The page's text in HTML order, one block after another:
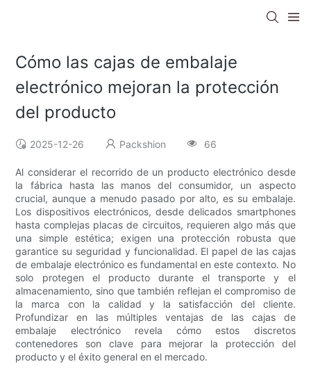
Cómo las cajas de embalaje
electrónico mejoran la protección
del producto
2025-12-26 Packshion 66
Al considerar el recorrido de un producto electrónico desde
la fábrica hasta las manos del consumidor, un aspecto
crucial, aunque a menudo pasado por alto, es su embalaje.
Los dispositivos electrónicos, desde delicados smartphones
hasta complejas placas de circuitos, requieren algo más que
una simple estética; exigen una protección robusta que
garantice su seguridad y funcionalidad. El papel de las cajas
de embalaje electrónico es fundamental en este contexto. No
solo protegen el producto durante el transporte y el
almacenamiento, sino que también reflejan el compromiso de
la marca con la calidad y la satisfacción del cliente.
Profundizar en las múltiples ventajas de las cajas de
embalaje electrónico revela cómo estos discretos
contenedores son clave para mejorar la protección del
producto y el éxito general en el mercado.